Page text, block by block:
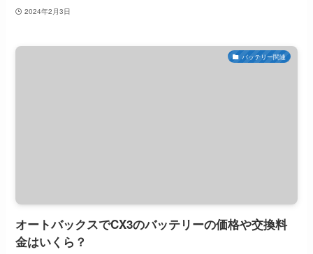
2024年2月3日
バッテリー関連
オートバックスでCX3のバッテリーの価格や交換料
金はいくら？